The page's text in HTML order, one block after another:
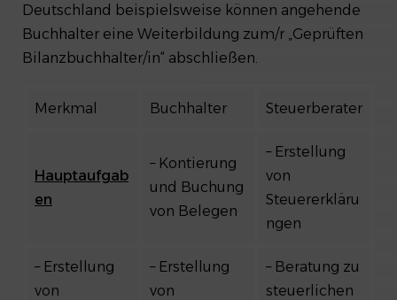
Deutschland beispielsweise können angehende
Buchhalter eine Weiterbildung zum/r „Geprüften
Bilanzbuchhalter/in“ abschließen.
Merkmal Buchhalter Steuerberater
Hauptaufgab
en
– Kontierung
und Buchung
von Belegen
– Erstellung
von
Steuererkläru
ngen
– Erstellung
von
– Erstellung
von
– Beratung zu
steuerlichen